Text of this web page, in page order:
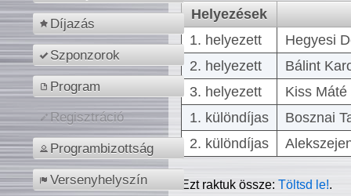
Díjazás
Szponzorok
Program
Regisztráció
Programbizottság
Versenyhelyszín
Helyezések
1. helyezett
Hegyesi
2. helyezett
Bálint
3. helyezett
Kiss
1. különdíjas
Bosznai
2. különdíjas
Ezt raktuk össze:Töltsd le!.